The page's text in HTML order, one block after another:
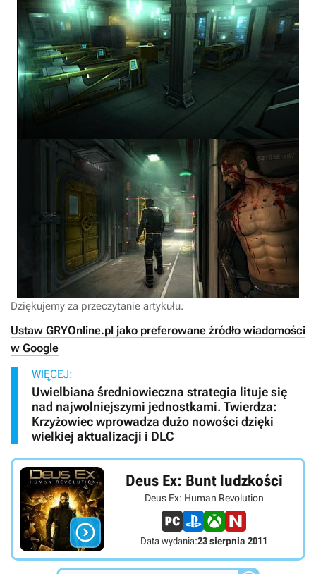
Dziękujemy za przeczytanie artykułu.
Ustaw GRYOnline.pl jako preferowane źródło wiadomości
w Google
WIĘCEJ:
Uwielbiana średniowieczna strategia lituje się
nad najwolniejszymi jednostkami. Twierdza:
Krzyżowiec wprowadza dużo nowości dzięki
wielkiej aktualizacji i DLC

Deus Ex: Bunt ludzkości
Deus Ex: Human Revolution
Data wydania:23 sierpnia 2011